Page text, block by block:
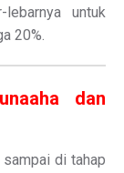
untuk
20%.
dan
di tahap